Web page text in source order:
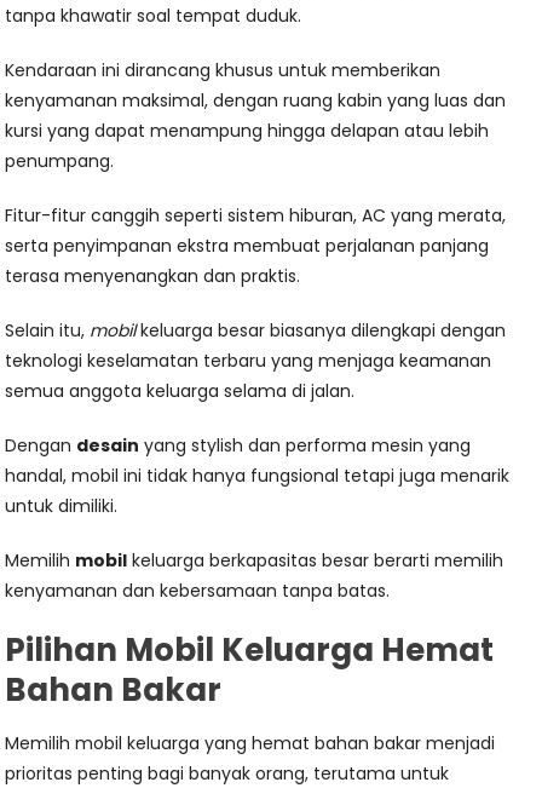
tanpa khawatir soal tempat duduk.
Kendaraan ini dirancang khusus untuk memberikan
kenyamanan maksimal, dengan ruang kabin yang luas dan
kursi yang dapat menampung hingga delapan atau lebih
penumpang.
Fitur-fitur canggih seperti sistem hiburan, AC yang merata,
serta penyimpanan ekstra membuat perjalanan panjang
terasa menyenangkan dan praktis.
Selain itu, mobilkeluarga besar biasanya dilengkapi dengan
teknologi keselamatan terbaru yang menjaga keamanan
semua anggota keluarga selama di jalan.
Dengan desain yang stylish dan performa mesin yang
handal, mobil ini tidak hanya fungsional tetapi juga menarik
untuk dimiliki.
Memilih mobil keluarga berkapasitas besar berarti memilih
kenyamanan dan kebersamaan tanpa batas.
Pilihan Mobil Keluarga Hemat
Bahan Bakar
Memilih mobil keluarga yang hemat bahan bakar menjadi
prioritas penting bagi banyak orang, terutama untuk